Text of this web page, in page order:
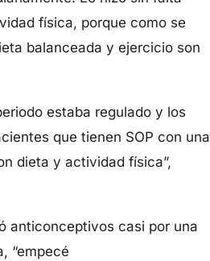
física, porque como se
balanceada y ejercicio son
estaba regulado y los
que tienen SOP con una
dieta y actividad física”,
anticonceptivos casi por una
“empecé